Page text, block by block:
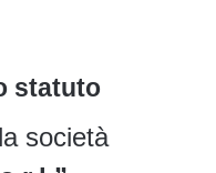
statuto
società